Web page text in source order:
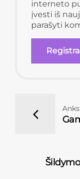
interneto
įvesti iš
parašyti